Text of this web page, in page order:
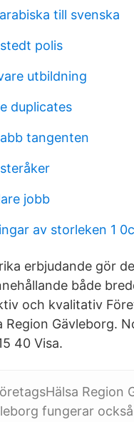
till svenska
polis
utbildning
duplicates
tangenten
jobb
av storleken 1 0c
erbjudande gör
både
och kvalitativ
Region Gävleborg.
40 Visa.
Region
fungerar